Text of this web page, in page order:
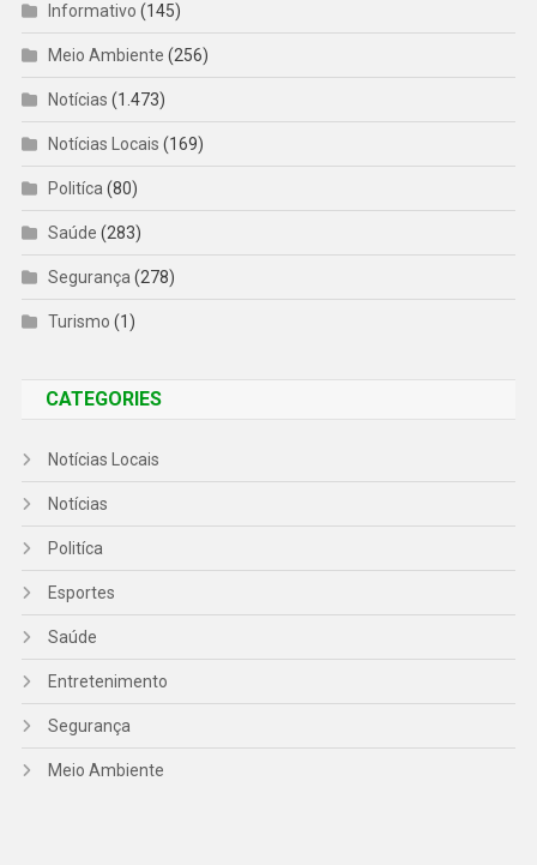
Informativo (145)
Meio Ambiente (256)
Notícias (1.473)
Notícias Locais (169)
Politíca(80)
Saúde (283)
Segurança(278)
Turismo (1)
CATEGORIES
Notícias Locais
Notícias
Politíca
Esportes
Saúde
Entretenimento
Segurança
Meio Ambiente